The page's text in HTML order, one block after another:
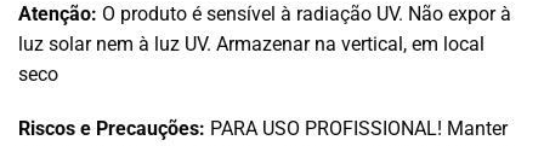
Atenção: O produto é sensível à radiação UV. Não expor à
luz solar nem à luz UV. Armazenar na vertical, em local
seco
Riscos e Precauções: PARA USO PROFISSIONAL! Manter